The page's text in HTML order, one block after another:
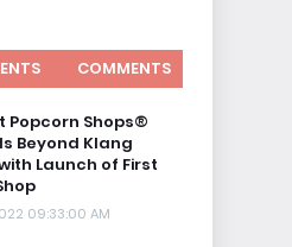
COMMENTS
Popcorn Shops®
Beyond Klang
Launch of First
09:33:00 AM